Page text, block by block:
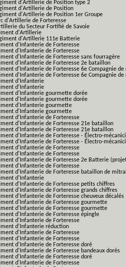
d'Artillerie de Position type 2
d'Artillerie de Position
d'Artillerie de Position 1er Groupe
d'Artillerie de Forteresse
du Secteur Fortifié de Savoie
d'Artillerie
d'Artillerie 111e Batterie
d'Infanterie de Forteresse
d'Infanterie de Forteresse
d'Infanterie de Forteresse sans fourragère
d'Infanterie de Forteresse 2e bataillon
d'Infanterie de Forteresse 6e Compagnie
d'Infanterie de Forteresse 6e Compagnie
d'Infanterie
d'Infanterie
d'Infanterie gourmette dorée
d'Infanterie gourmette dorée
d'Infanterie gourmette
d'Infanterie gourmette
d'Infanterie de Forteresse
d'Infanterie de Forteresse 21e bataillon
d'Infanterie de Forteresse 21e bataillon
d'Infanterie de Forteresse - Électro-
d'Infanterie de Forteresse - Électro-
d'Infanterie de Forteresse
d'Infanterie de Forteresse
d'Infanterie de Forteresse 2e Batterie
d'Infanterie de Forteresse
d'Infanterie de Forteresse bataillon de
d'Infanterie
d'Infanterie de Forteresse petits chiffres
d'Infanterie de Forteresse grands chiffres
d'Infanterie de Forteresse cheuveux décalés
d'Infanterie de Forteresse gourmette
d'Infanterie de Forteresse gourmette
d'Infanterie de Forteresse épingle
d'Infanterie de Forteresse
d'Infanterie réduction
d'Infanterie de Forteresse
d'Infanterie de Forteresse
d'Infanterie de Forteresse doré
d'Infanterie de Forteresse bandeaux dorés
d'Infanterie de Forteresse doré
d'Infanterie de Forteresse